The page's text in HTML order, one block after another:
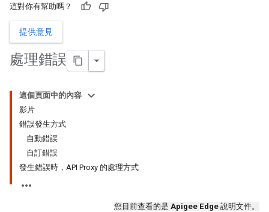
這對你有幫助嗎？
提供意見
處理錯誤
這個頁面中的內容
影片
錯誤發生方式
自動錯誤
自訂錯誤
發生錯誤時，API Proxy 的處理方式
您目前查看的是 Apigee Edge 說明文件。